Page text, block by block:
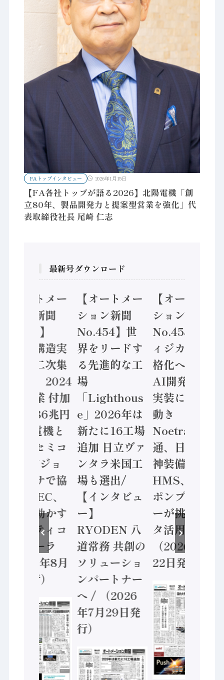
FAトップインタビュー 2026年1月15日
【FA各社トップが語る2026】北陽電機「創
立80年、製品開発力と提案型営業を強化」代
表取締役社長 尾崎 仁志
最新号ダウンロード
【オートメー
ション新聞
No.455】
「経済構造実
態調査二次集
計結果」2024
年製造業 付加
価値額86兆円
/ 三菱電機と
ソニーセミコ
ン AIビジョ
ンセンサで協
業 / IDEC、
安全に動かす
セーフティコ
ントローラ
（2026年8月
5日発行）
【オートメー
ション新聞
No.454】世
界をリードす
る先進的な工
場
「Lighthous
e」2026年は
新たに16工場
追加 日立ヴァ
ンタラ米国工
場も選出/
【インタビュ
ー】
RYODEN 八
道常務 共創の
ソリューショ
ンパートナー
へ / （2026
年7月29日発
行）
【オートメー
ション新聞
No.453】フ
ィジカルAI本
格化へ 国産
AI開発や社会
実装に活発な
動き
Noetra、富士
通、日立 / 兵
神装備 ×
HMS、老舗
ポンプメーカ
ーが挑むデー
タ活用 など
（2026年7月
22日発行）